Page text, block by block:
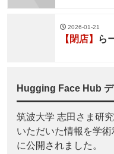
2026-01-21
【閉店】 ら
Hugging Face Hub デ
筑波大学 志田さま研
いただいた情報を学
に公開されました。